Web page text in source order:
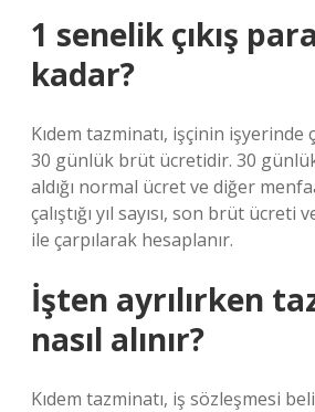
1 senelik çıkış
kadar?
Kıdem tazminatı, işçinin işyerinde
30 günlük brüt ücretidir. 30
aldığı normal ücret ve diğer
çalıştığı yıl sayısı, son brüt ücreti ve
ile çarpılarak hesaplanır.
İşten ayrılırken
nasıl alınır?
Kıdem tazminatı, iş sözleşmesi